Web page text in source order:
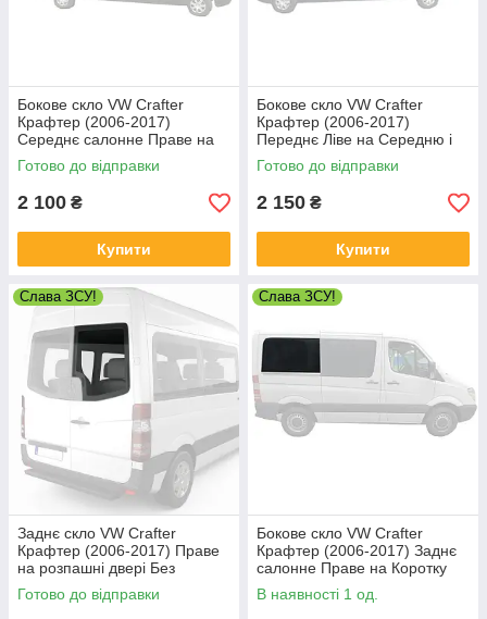
Бокове скло VW Crafter
Крафтер (2006-2017)
Середнє салонне Праве на
Довгу базу
Готово до відправки
2 100 ₴
Купити
Бокове скло VW Crafter
Крафтер (2006-2017)
Переднє Ліве на Середню і
Довгу
Готово до відправки
2 150 ₴
Купити
Слава ЗСУ!
Заднє скло VW Crafter
Крафтер (2006-2017) Праве
на розпашні двері Без
електрообогрева
Готово до відправки
Слава ЗСУ!
Бокове скло VW Crafter
Крафтер (2006-2017) Заднє
салонне Праве на Коротку
базу
В наявності 1 од.